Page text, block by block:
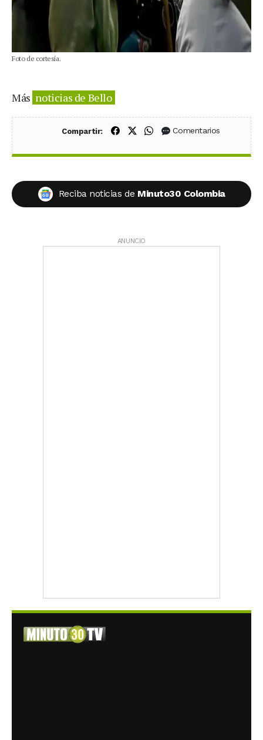
Foto de cortesía.
Más noticias de Bello
Compartir: Compartir en Facebook
Compartir en X (Twitter)
Compartir en WhatsApp
Comentarios
Reciba noticias de Minuto30 Colombia
ANUNCIO